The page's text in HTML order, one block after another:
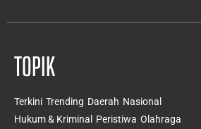
TOPIK
Terkini Trending Daerah Nasional
Hukum & Kriminal
Peristiwa Olahraga